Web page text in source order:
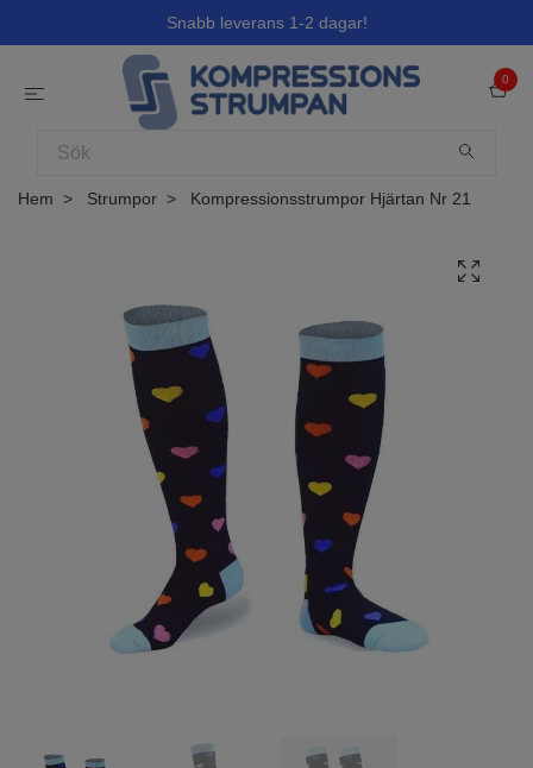
Snabb leverans 1-2 dagar!
0
Hem Strumpor Kompressionsstrumpor Hjärtan Nr 21